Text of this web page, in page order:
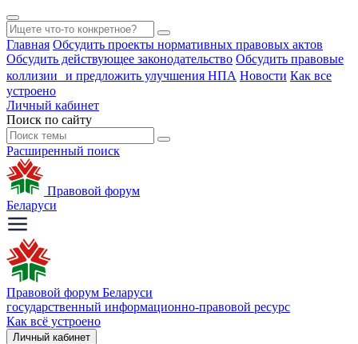
Главная Обсудить проекты нормативных правовых актов
Обсудить действующее законодательство Обсудить правовые
коллизии и предложить улучшения НПА Новости Как все
устроено
Личный кабинет
Поиск по сайту
Расширенный поиск
Правовой форум
Беларуси
Правовой форум Беларуси
государственный информационно-правовой ресурс
Как всё устроено
Личный кабинет